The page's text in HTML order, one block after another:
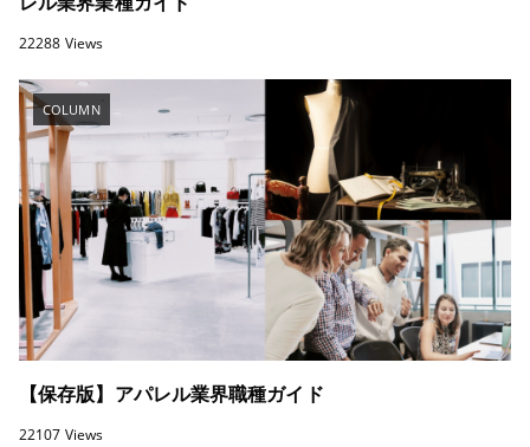
22288 Views
COLUMN
【保存版】アパレル業界職種ガイド
22107 Views